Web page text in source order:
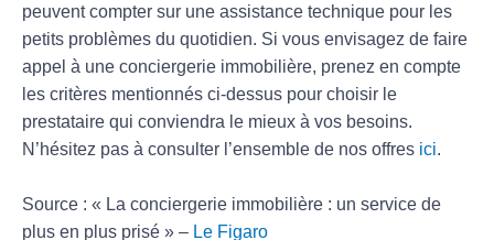
peuvent compter sur une assistance technique pour les
petits problèmes du quotidien. Si vous envisagez de faire
appel à une conciergerie immobilière, prenez en compte
les critères mentionnés ci-dessus pour choisir le
prestataire qui conviendra le mieux à vos besoins.
N’hésitez pas à consulter l’ensemble de nos offres ici.
Source : « La conciergerie immobilière : un service de
plus en plus prisé » – Le Figaro